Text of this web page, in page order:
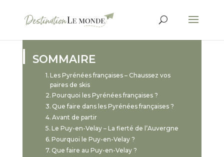
SOMMAIRE
Les Pyrénées françaises – Chaussez vos
paires de skis
Pourquoi les Pyrénées françaises ?
Que faire dans les Pyrénées françaises ?
Avant de partir
Le Puy-en-Velay – La fierté de l’Auvergne
Pourquoi le Puy-en-Velay ?
Que faire au Puy-en-Velay ?